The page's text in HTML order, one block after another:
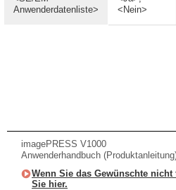
Anwenderdatenliste>
<Nein>
imagePRESS V1000
Anwenderhandbuch
Wenn Sie das Gewünschte
Sie hier.